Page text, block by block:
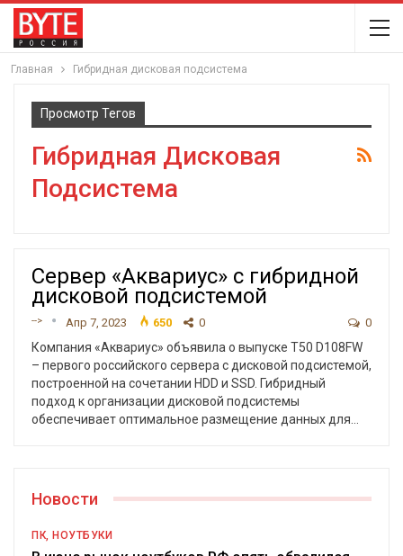
Главная Гибридная дисковая подсистема
Просмотр Тегов
Гибридная Дисковая
Подсистема
Сервер «Аквариус» с гибридной
дисковой подсистемой
--> Апр 7, 2023 650 0 0
Компания «Аквариус» объявила о выпуске T50 D108FW
– первого российского сервера с дисковой подсистемой,
построенной на сочетании HDD и SSD. Гибридный
подход к организации дисковой подсистемы
обеспечивает оптимальное размещение данных для
Новости
ПК, НОУТБУКИ